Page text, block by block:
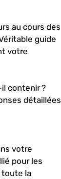
au cours des
guide
votre
contenir ?
détaillées
votre
pour les
toute la